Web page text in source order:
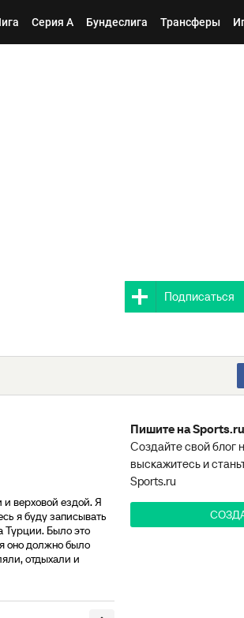
Серия А Бундеслига Трансферы
Подписаться
верховой ездой. Я
я буду записывать
Турции. Было это
оно должно было
отдыхали и
Пишите на Sports.ru
Создайте свой блог
выскажитесь и
Sports.ru